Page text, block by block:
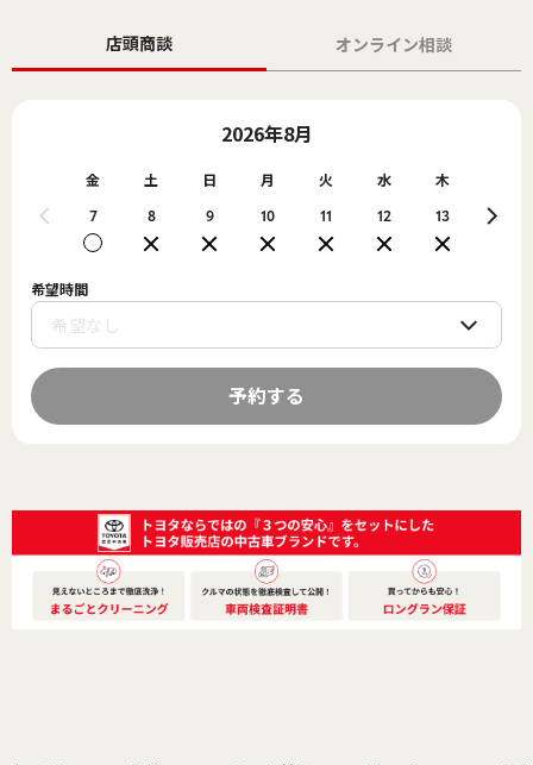
店頭商談 オンライン相談
2026年8月
金
7
土
8
日
9
月
10
火
11
水
12
木
13 14
希望時間
予約する